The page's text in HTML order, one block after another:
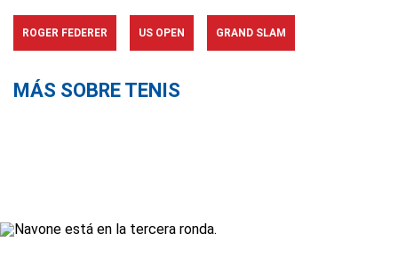
ROGER FEDERER US OPEN GRAND SLAM
MÁS SOBRE TENIS